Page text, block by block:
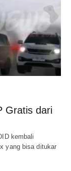
Gratis dari
kembali
yang bisa ditukar